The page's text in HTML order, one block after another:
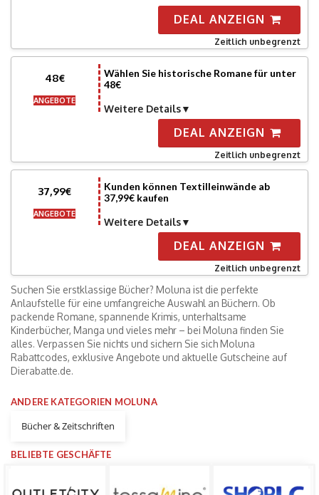
DEAL ANZEIGN
Zeitlich unbegrenzt
48€
ANGEBOTE
Wählen Sie historische Romane für unter
48€
Weitere Details
DEAL ANZEIGN
Zeitlich unbegrenzt
37,99€
ANGEBOTE
Kunden können Textilleinwände ab
37,99€ kaufen
Weitere Details
DEAL ANZEIGN
Zeitlich unbegrenzt
Suchen Sie erstklassige Bücher? Moluna ist die perfekte
Anlaufstelle für eine umfangreiche Auswahl an Büchern. Ob
packende Romane, spannende Krimis, unterhaltsame
Kinderbücher, Manga und vieles mehr – bei Moluna finden Sie
alles. Verpassen Sie nichts und sichern Sie sich Moluna
Rabattcodes, exklusive Angebote und aktuelle Gutscheine auf
Dierabatte.de.
ANDERE KATEGORIEN MOLUNA
Bücher & Zeitschriften
BELIEBTE GESCHÄFTE